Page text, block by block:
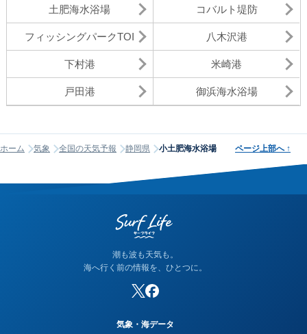
土肥海水浴場 コバルト堤防
フィッシングパークTOI 八木沢港
下村港 米崎港
戸田港 御浜海水浴場
ホーム 気象 全国の天気予報 静岡県 小土肥海水浴場 ページ上部へ ↑
潮も波も天気も。
海へ行く前の情報を、ひとつに。
気象・海データ